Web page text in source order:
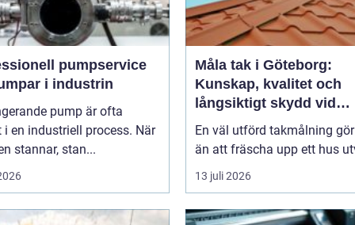
pumpservice
i industrin
pump är ofta
i en industriell process. När
stannar, stan...
Måla tak i Göteborg:
Kunskap, kvalitet och
långsiktigt skydd vid
takmålning i Göteborg
En väl utförd takmålning
än att fräscha upp ett hus
13 juli 2026